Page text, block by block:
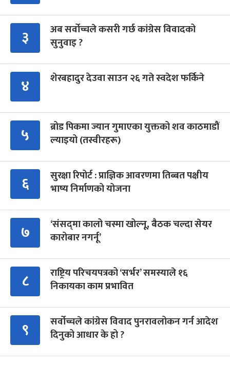
३
अब सर्वोच्चले कसरी गर्छ कांग्रेस विवादको
सुनुवाइ ?
४ शेरबहादुर देउवा साउन २६ गते स्वदेश फर्किने
५
ब्रोड पिकमा ज्यान गुमाएका युक्तको शव काठमाडौं
ल्याइयो (तस्वीरहरू)
६
सुरक्षा रिपोर्ट : प्राज्ञिक आवरणमा तिब्बत पक्षीय
भाष्य निर्माणको योजना
७
‘संसद्‍मा कालो चस्मा खोल्नू, बैठक चल्दा सेयर
कारोबार नगर्नू’
८
राष्ट्रिय परिचयपत्रको ‘सर्भर’ समस्याले १६
निकायका काम प्रभावित
९
सर्वोच्चले कांग्रेस विवाद पुनरावलोकन गर्न आदेश
दिनुको आधार के हो ?